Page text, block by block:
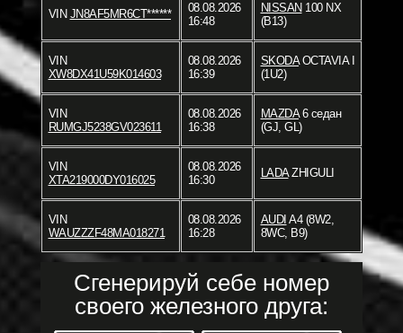
VIN JN8AF5MR6CT******
08.08.2026
16:48
NISSAN 100 NX
(B13)
VIN
XW8DX41U59K014603
08.08.2026
16:39
SKODAOCTAVIA I
(1U2)
VIN
RUMGJ5238GV023611
08.08.2026
16:38
MAZDA6 седан
(GJ, GL)
VIN
XTA219000DY016025
08.08.2026
16:30
LADAZHIGULI
VIN
WAUZZZF48MA018271
08.08.2026
16:28
AUDI A4 (8W2,
8WC, B9)
Сгенерируй себе номер
своего железного друга: